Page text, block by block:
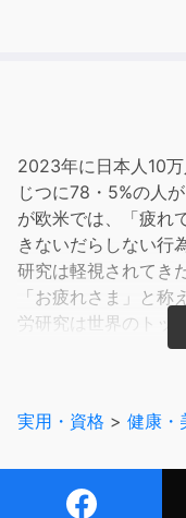
2023年に日本人10万
じつに78・5%の人
が欧米では、「疲れ
きないだらしない行
研究は軽視されてき
「お疲れさま」と
労研究は世界のトッ
疲労研究をリードす
人類のほとんどが幼
実用・資格 > 健康・